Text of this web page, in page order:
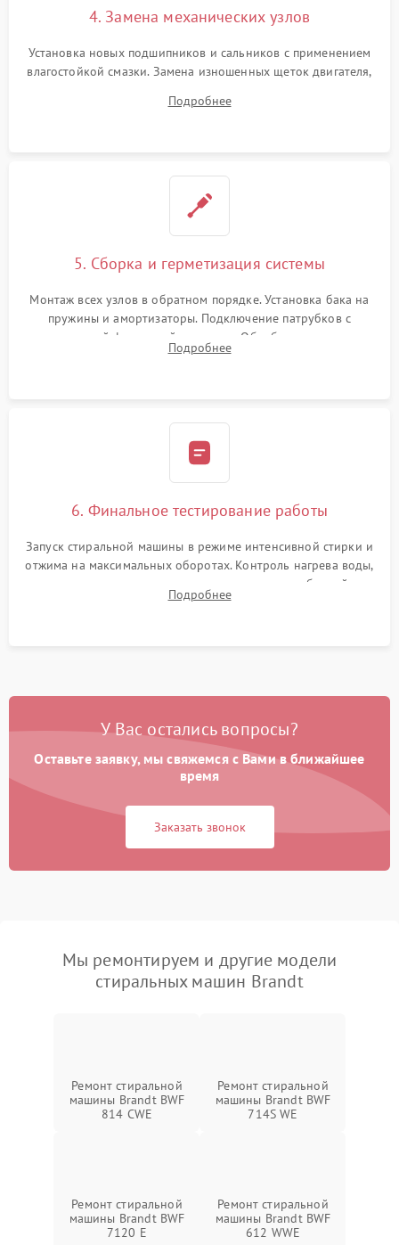
4. Замена механических узлов
Установка новых подшипников и сальников с применением
влагостойкой смазки. Замена изношенных щеток двигателя,
или поврежденной резиновой манжеты.
Подробнее
5. Сборка и герметизация системы
Монтаж всех узлов в обратном порядке. Установка бака на
пружины и амортизаторы. Подключение патрубков с
надежной фиксацией хомутами. Обработка стыков
герметиком для предотвращения возможных протечек воды.
Подробнее
6. Финальное тестирование работы
Запуск стиральной машины в режиме интенсивной стирки и
отжима на максимальных оборотах. Контроль нагрева воды,
корректности слива, отсутствия излишних вибраций,
посторонних стуков и протечек под корпусом.
Подробнее
У Вас остались вопросы?
Оставьте заявку, мы свяжемся с Вами в ближайшее
время
Заказать звонок
Мы ремонтируем и другие модели
стиральных машин Brandt
Ремонт стиральной
машины Brandt BWF
814 CWE
Ремонт стиральной
машины Brandt BWF
714S WE
Ремонт стиральной
машины Brandt BWF
7120 E
Ремонт стиральной
машины Brandt BWF
612 WWE